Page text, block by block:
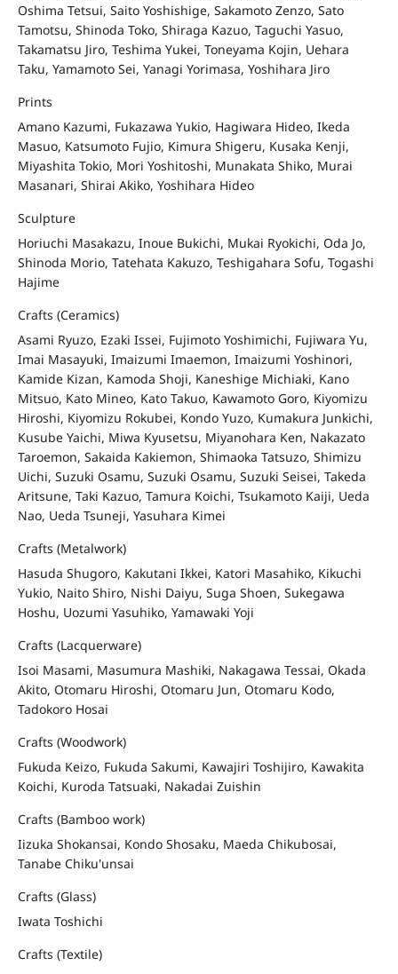
Oshima Tetsui, Saito Yoshishige, Sakamoto Zenzo, Sato
Tamotsu, Shinoda Toko, Shiraga Kazuo, Taguchi Yasuo,
Takamatsu Jiro, Teshima Yukei, Toneyama Kojin, Uehara
Taku, Yamamoto Sei, Yanagi Yorimasa, Yoshihara Jiro
Prints
Amano Kazumi, Fukazawa Yukio, Hagiwara Hideo, Ikeda
Masuo, Katsumoto Fujio, Kimura Shigeru, Kusaka Kenji,
Miyashita Tokio, Mori Yoshitoshi, Munakata Shiko, Murai
Masanari, Shirai Akiko, Yoshihara Hideo
Sculpture
Horiuchi Masakazu, Inoue Bukichi, Mukai Ryokichi, Oda Jo,
Shinoda Morio, Tatehata Kakuzo, Teshigahara Sofu, Togashi
Hajime
Crafts (Ceramics)
Asami Ryuzo, Ezaki Issei, Fujimoto Yoshimichi, Fujiwara Yu,
Imai Masayuki, Imaizumi Imaemon, Imaizumi Yoshinori,
Kamide Kizan, Kamoda Shoji, Kaneshige Michiaki, Kano
Mitsuo, Kato Mineo, Kato Takuo, Kawamoto Goro, Kiyomizu
Hiroshi, Kiyomizu Rokubei, Kondo Yuzo, Kumakura Junkichi,
Kusube Yaichi, Miwa Kyusetsu, Miyanohara Ken, Nakazato
Taroemon, Sakaida Kakiemon, Shimaoka Tatsuzo, Shimizu
Uichi, Suzuki Osamu, Suzuki Osamu, Suzuki Seisei, Takeda
Aritsune, Taki Kazuo, Tamura Koichi, Tsukamoto Kaiji, Ueda
Nao, Ueda Tsuneji, Yasuhara Kimei
Crafts (Metalwork)
Hasuda Shugoro, Kakutani Ikkei, Katori Masahiko, Kikuchi
Yukio, Naito Shiro, Nishi Daiyu, Suga Shoen, Sukegawa
Hoshu, Uozumi Yasuhiko, Yamawaki Yoji
Crafts (Lacquerware)
Isoi Masami, Masumura Mashiki, Nakagawa Tessai, Okada
Akito, Otomaru Hiroshi, Otomaru Jun, Otomaru Kodo,
Tadokoro Hosai
Crafts (Woodwork)
Fukuda Keizo, Fukuda Sakumi, Kawajiri Toshijiro, Kawakita
Koichi, Kuroda Tatsuaki, Nakadai Zuishin
Crafts (Bamboo work)
Iizuka Shokansai, Kondo Shosaku, Maeda Chikubosai,
Tanabe Chiku'unsai
Crafts (Glass)
Iwata Toshichi
Crafts (Textile)